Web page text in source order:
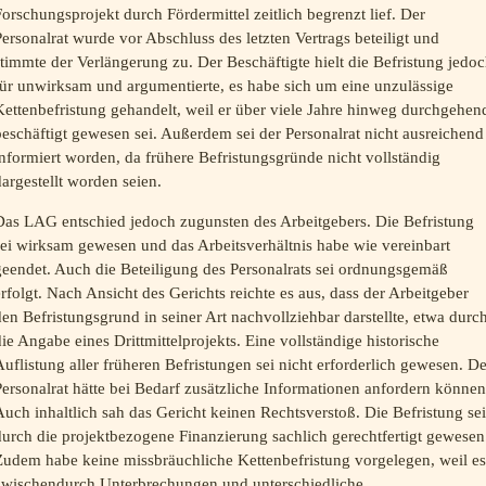
durch Fördermittel zeitlich begrenzt lief. Der
wurde vor Abschluss des letzten Vertrags beteiligt und
der Verlängerung zu. Der Beschäftigte hielt die Befristung
unwirksam und argumentierte, es habe sich um eine unzulässige
gehandelt, weil er über viele Jahre hinweg
gewesen sei. Außerdem sei der Personalrat nicht ausreichend
worden, da frühere Befristungsgründe nicht vollständig
worden seien.
LAG entschied jedoch zugunsten des Arbeitgebers. Die Befristung
wirksam gewesen und das Arbeitsverhältnis habe wie vereinbart
Auch die Beteiligung des Personalrats sei ordnungsgemäß
Nach Ansicht des Gerichts reichte es aus, dass der Arbeitgeber
Befristungsgrund in seiner Art nachvollziehbar darstellte, etwa durch
Angabe eines Drittmittelprojekts. Eine vollständige historische
aller früheren Befristungen sei nicht erforderlich gewesen.
hätte bei Bedarf zusätzliche Informationen anfordern
inhaltlich sah das Gericht keinen Rechtsverstoß. Die Befristung sei
die projektbezogene Finanzierung sachlich gerechtfertigt
habe keine missbräuchliche Kettenbefristung vorgelegen, weil es